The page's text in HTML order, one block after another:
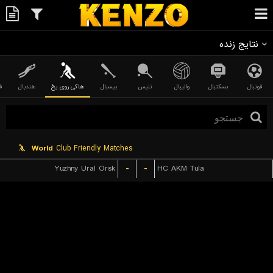
نتایج زنده
فوتبال بسکتبال والیبال تنیس بیسبال هاکی روی یخ هندبال
World Club Friendly Matches
Yuzhny Ural Orsk
- - HC AKM Tula